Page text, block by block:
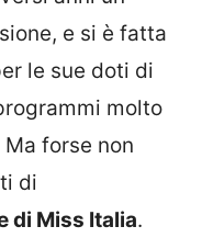
e si è fatta
le sue doti di
molto
forse non
di
di Miss Italia.